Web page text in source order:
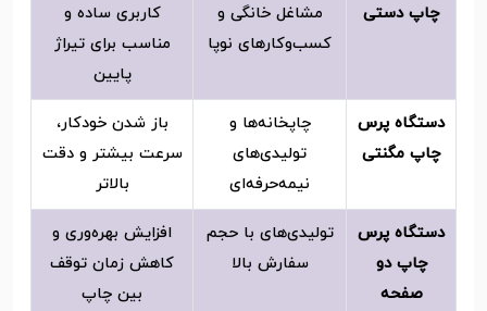
چاپ دستی
مشاغل خانگی و
کسب‌وکارهای نوپا
کاربری ساده و
مناسب برای تیراژ
پایین
دستگاه پرس
چاپ مگنتی
چاپخانه‌ها و
تولیدی‌های
نیمه‌حرفه‌ای
باز شدن خودکار،
سرعت بیشتر و دقت
بالاتر
دستگاه پرس
چاپ دو
صفحه
تولیدی‌های با حجم
سفارش بالا
افزایش بهره‌وری و
کاهش زمان توقف
بین چاپ